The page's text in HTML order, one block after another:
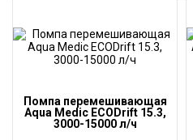
Помпа перемешивающая
Aqua Medic ECODrift 15.3,
3000-15000 л/ч